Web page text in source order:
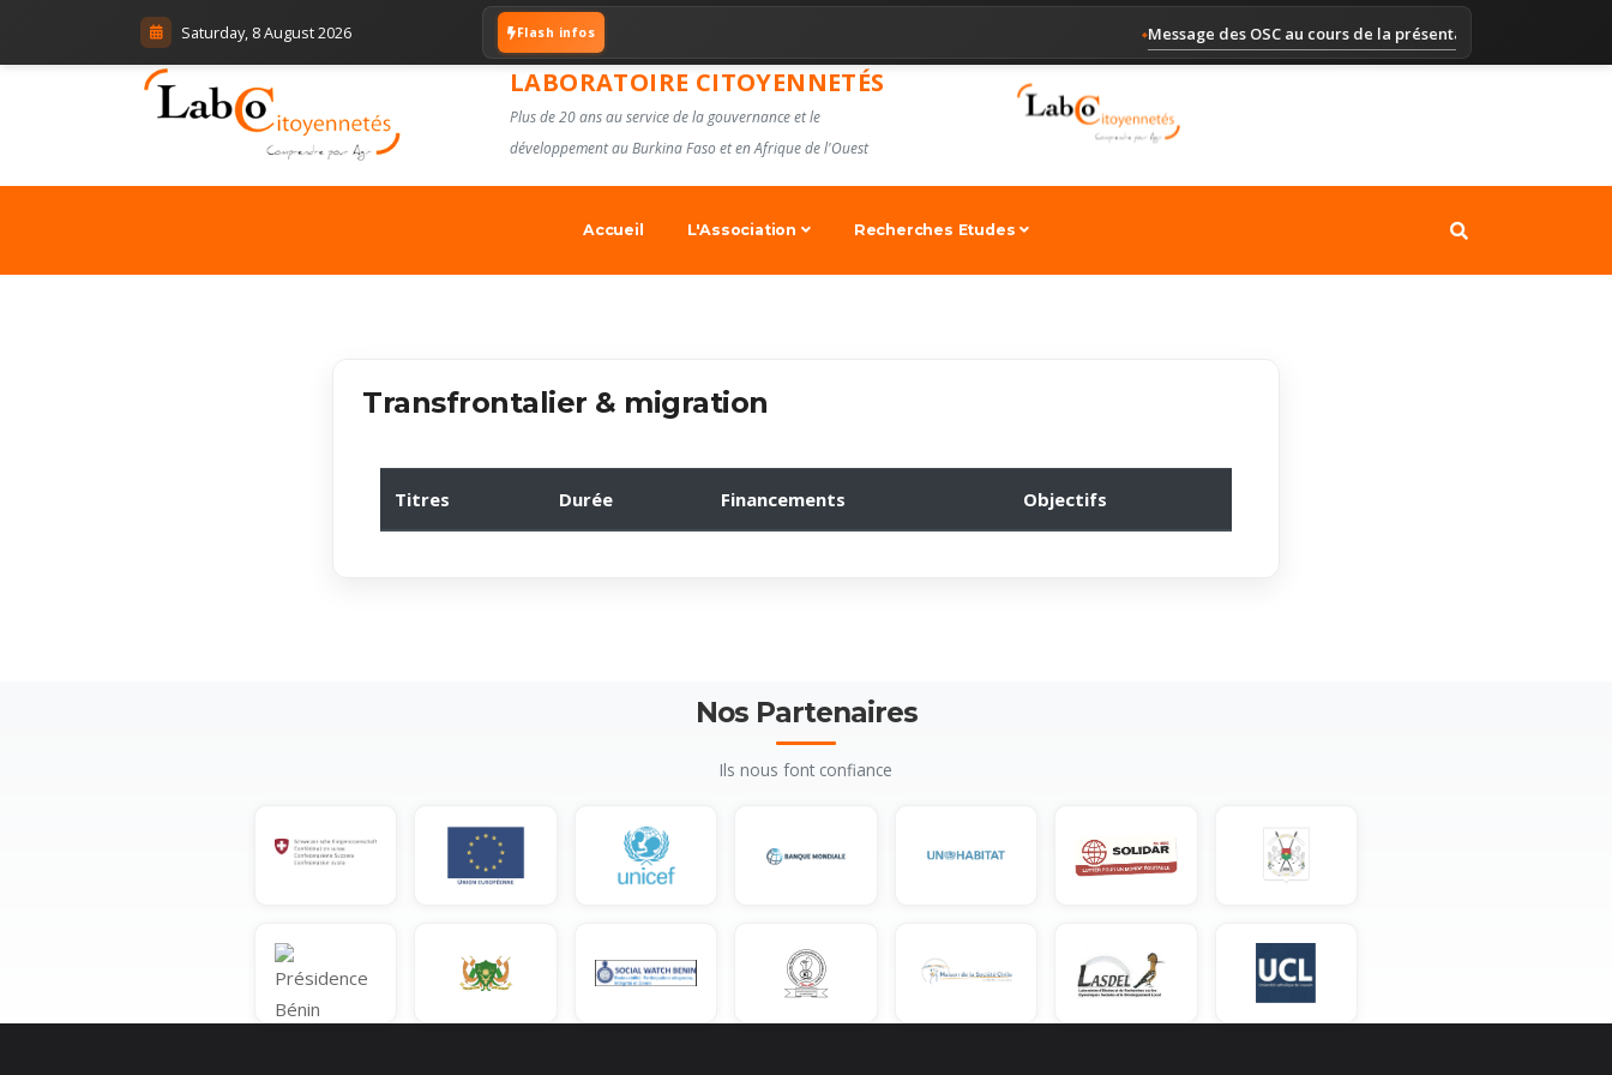
Saturday, 8 August 2026 Flash infos Message des OSC au cours de la présentation du Rapport
LABORATOIRE CITOYENNETÉS
Plus de 20 ans au service de la gouvernance et le
développement au Burkina Faso et en Afrique de l'Ouest
Accueil L'Association Recherches Etudes
Transfrontalier & migration
Titres Durée Financements Objectifs
Nos Partenaires
Ils nous font confiance